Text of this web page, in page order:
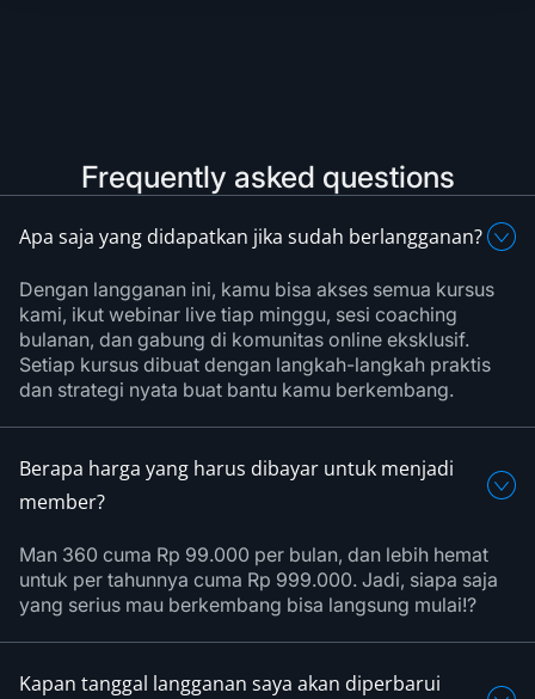
Frequently asked questions
Apa saja yang didapatkan jika sudah berlangganan?
Dengan langganan ini, kamu bisa akses semua kursus
kami, ikut webinar live tiap minggu, sesi coaching
bulanan, dan gabung di komunitas online eksklusif.
Setiap kursus dibuat dengan langkah-langkah praktis
dan strategi nyata buat bantu kamu berkembang.
Berapa harga yang harus dibayar untuk menjadi
member?
Man 360 cuma Rp 99.000 per bulan, dan lebih hemat
untuk per tahunnya cuma Rp 999.000. Jadi, siapa saja
yang serius mau berkembang bisa langsung mulai!?
Kapan tanggal langganan saya akan diperbarui